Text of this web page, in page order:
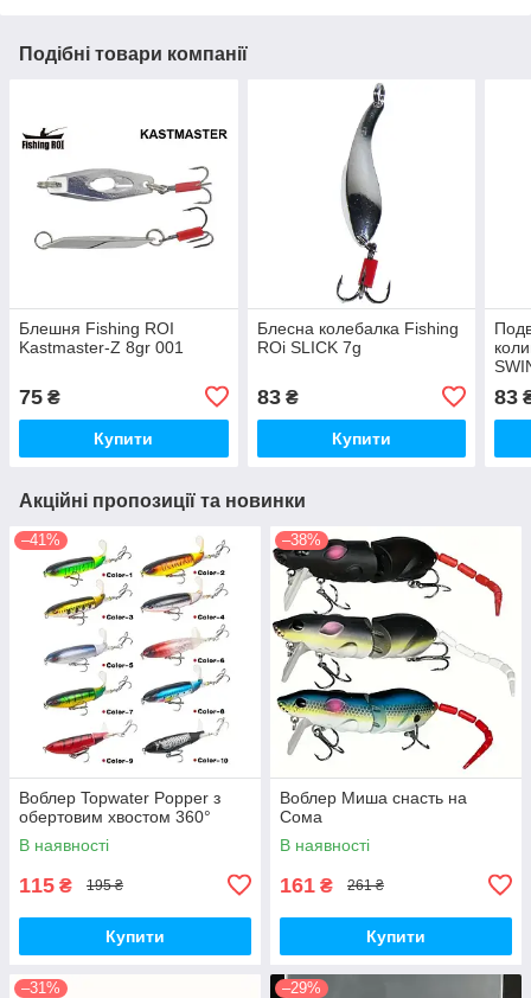
Подібні товари компанії
Блешня Fishing ROI
Kastmaster-Z 8gr 001
75 ₴
Купити
Блесна колебалка Fishing
ROi SLICK 7g
83₴
Купити
83
Акційні пропозиції та новинки
–41%
Воблер Topwater Popper з
обертовим хвостом 360°
В наявності
115 ₴ 195 ₴
Купити
–38%
Воблер Миша снасть на
Сома
В наявності
161 ₴ 261 ₴
Купити
–31% –29%